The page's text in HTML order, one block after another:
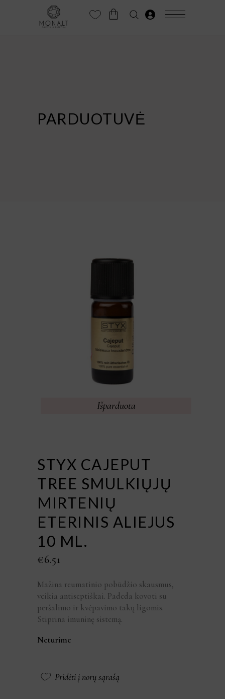
PARDUOTUVĖ
Išparduota
STYX CAJEPUT
TREE SMULKIŲJŲ
MIRTENIŲ
ETERINIS ALIEJUS
10 ML.
€6.51
Mažina reumatinio pobūdžio skausmus,
veikia antiseptiškai. Padeda kovoti su
peršalimo ir kvėpavimo takų ligomis.
Stiprina imuninę sistemą.
Neturime
Pridėti į norų sąrašą